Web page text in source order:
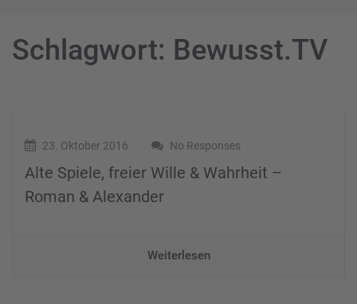
Schlagwort: Bewusst.TV
23. Oktober 2016 No Responses
Alte Spiele, freier Wille & Wahrheit –
Roman & Alexander
Weiterlesen